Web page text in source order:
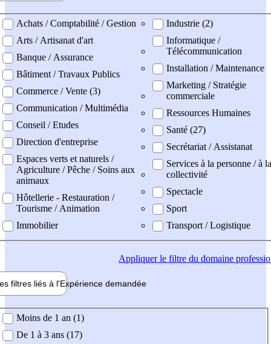
professionel
Achats / Comptabilité / Gestion
Arts / Artisanat d'art
Banque / Assurance
Bâtiment / Travaux Publics
Commerce / Vente (3)
Communication / Multimédia
Conseil / Etudes
Direction d'entreprise
Espaces verts et naturels /
Agriculture / Pêche / Soins aux
animaux
Hôtellerie - Restauration /
Tourisme / Animation
Immobilier
Industrie (2)
Informatique /
Télécommunication
Installation / Maintenance
Marketing / Stratégie
commerciale
Ressources Humaines
Santé (27)
Secrétariat / Assistanat
Services à la personne / à la
collectivité
Spectacle
Sport
Transport / Logistique
Appliquerle filtre du domaine
filtres liés à l'Expérience demandée
demandée
Moins de 1 an (1)
De 1 à 3 ans (17)